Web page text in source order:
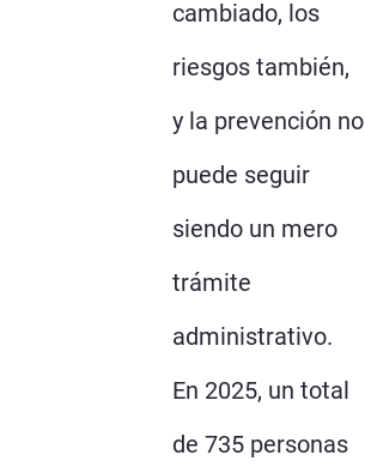
cambiado, los
riesgos también,
y la prevención no
puede seguir
siendo un mero
trámite
administrativo.
En 2025, un total
de 735 personas